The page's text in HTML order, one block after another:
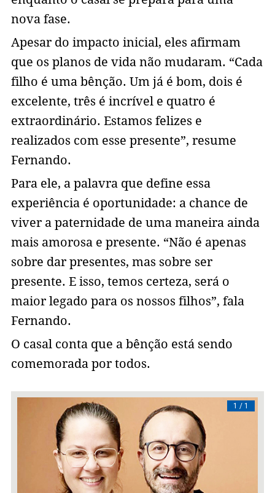
nova fase.
Apesar do impacto inicial, eles afirmam
que os planos de vida não mudaram. “Cada
filho é uma bênção. Um já é bom, dois é
excelente, três é incrível e quatro é
extraordinário. Estamos felizes e
realizados com esse presente”, resume
Fernando.
Para ele, a palavra que define essa
experiência é oportunidade: a chance de
viver a paternidade de uma maneira ainda
mais amorosa e presente. “Não é apenas
sobre dar presentes, mas sobre ser
presente. E isso, temos certeza, será o
maior legado para os nossos filhos”, fala
Fernando.
O casal conta que a bênção está sendo
comemorada por todos.
1 / 1